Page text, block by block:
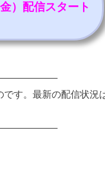
）配信スタート
す。最新の配信状況